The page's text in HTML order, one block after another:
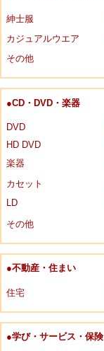
紳士服
カジュアルウエア
その他
●CD・DVD・楽器
DVD
HD DVD
楽器
カセット
LD
その他
●不動産・住まい
住宅
●学び・サービス・保険